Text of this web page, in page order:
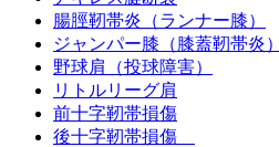
腸脛靭帯炎（ランナー膝）
ジャンパー膝（膝蓋靭帯炎）
野球肩（投球障害）
リトルリーグ肩
前十字靭帯損傷
後十字靭帯損傷